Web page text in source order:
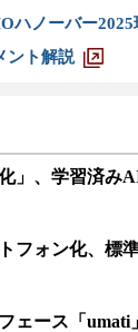
ハノーバー
ント解説
」、学習済み
フォン化、標
ェース「umati